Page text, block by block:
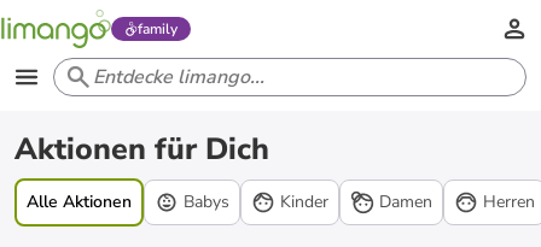
family
Aktionen
Aktionen für Dich
Alle Aktionen Babys Kinder Damen Herren